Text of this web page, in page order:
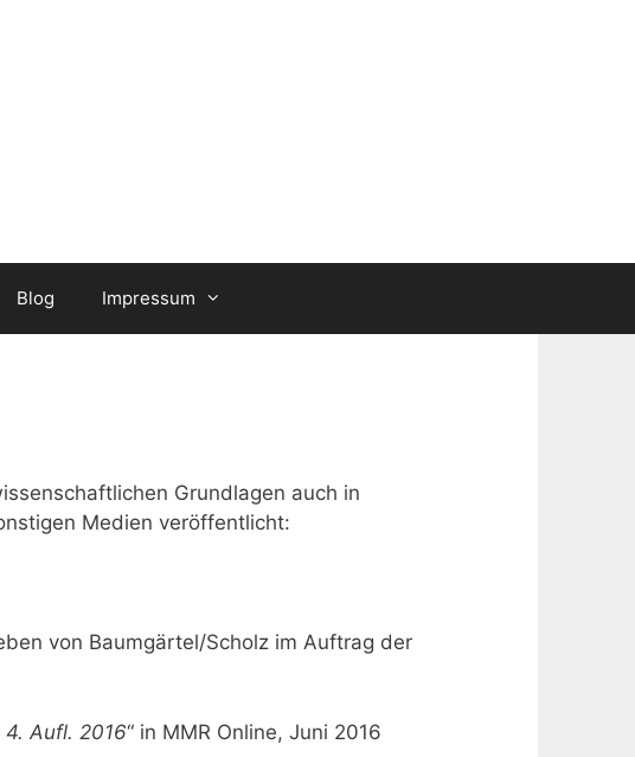
Blog Impressum
Grundlagen auch in
Medien veröffentlicht:
von Baumgärtel/Scholz im Auftrag der
4. Aufl. 2016“ in MMR Online, Juni 2016